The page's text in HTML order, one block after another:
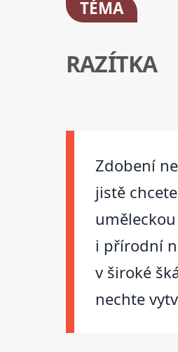
TÉMA
RAZÍTKA
Zdobení
jistě
i přírodní
v široké
nechte